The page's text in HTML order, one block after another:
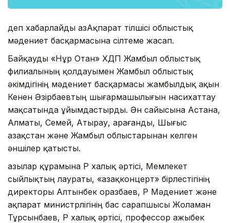
деп хабарлайды ҚазАқпарат тілшісі облыстық
мәдениет басқармасына сілтеме жасап.
Байқауды «Нұр Отан» ХДП Жамбыл облыстық
филиалының қолдауымен Жамбыл облыстық
әкімдігінің мәдениет басқармасы жамбылдық ақын
Кенен Әзірбаевтың шығармашылығын насихаттау
мақсатында ұйымдастырды. Ән сайысына Астана,
Алматы, Семей, Атырау, Қарағанды, Шығыс
Қазақстан және Жамбыл облыстарынан келген
әншілер қатысты.
Қазылар құрамына ҚР халық әртісі, Мемлекет
сыйлықтың лаураты, «Қазақконцерт» бірлестігінің
директоры Алтынбек Қоразбаев, ҚР Мәдениет және
ақпарат министрлігінің бас сарапшысы Жоламан
Тұрсынбаев, ҚР халық әртісі, профессор Қажыбек